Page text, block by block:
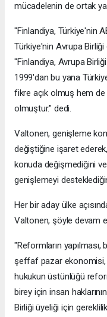
mücadelenin de ortak
"Finlandiya, Türkiye'nin
Türkiye'nin Avrupa
"Finlandiya, Avrupa
1999'dan bu yana
fikre açık olmuş hem
olmuştur." dedi.
Valtonen, genişleme
değiştiğine işaret
konuda değişmediğini
genişlemeyi
Her bir aday ülke
Valtonen, şöyle devam
"Reformların yapılması,
şeffaf pazar ekonomisi,
hukukun üstünlüğü
birey için insan
Birliği üyeliği için